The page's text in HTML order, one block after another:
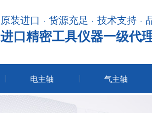
原装进口 · 货源充足 · 技术支持 ·
进口精密工具仪器一级代
电主轴 气主轴